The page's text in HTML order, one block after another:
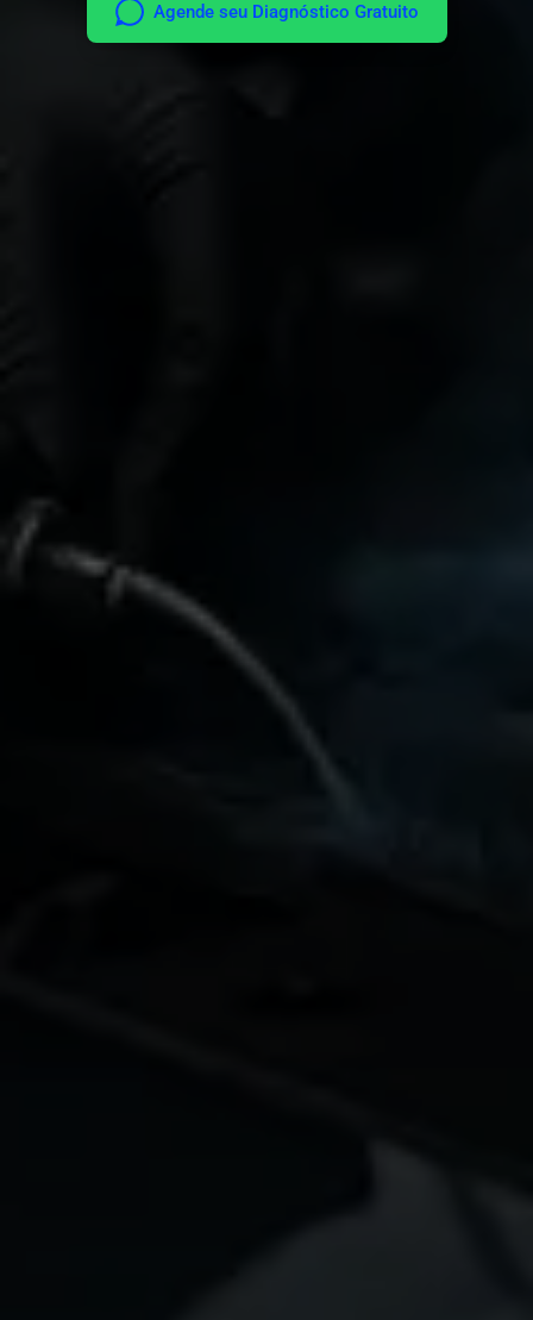
Agende seu Diagnóstico Gratuito